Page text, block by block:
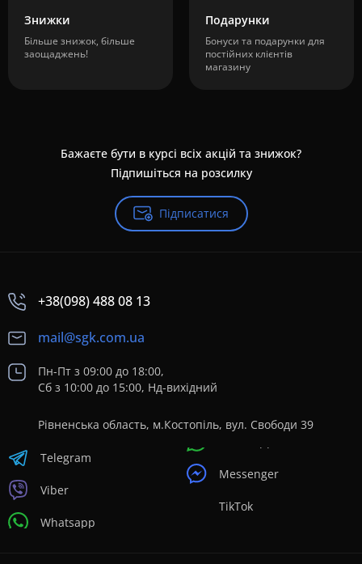
Знижки
Більше знижок, більше
заощаджень!
Подарунки
Бонуси та подарунки для
постійних клієнтів
магазину
Бажаєте бути в курсі всіх акцій та знижок?
Підпишіться на розсилку
Підписатися
+38(098) 488 08 13
mail@sgk.com.ua
Пн-Пт з 09:00 до 18:00,
Сб з 10:00 до 15:00, Нд-вихідний
Рівненська область, м.Костопіль, вул. Свободи 39
Telegram
Viber
Whatsapp
Messenger
TikTok